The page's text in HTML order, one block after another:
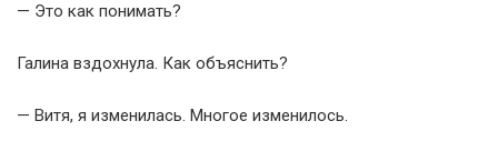
— Это как понимать?
Галина вздохнула. Как объяснить?
— Витя, я изменилась. Многое изменилось.